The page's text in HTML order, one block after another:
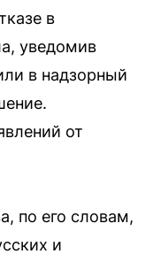
в
уведомив
в надзорный
от
по его словам,
и